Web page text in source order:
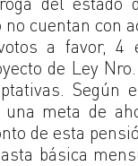
cuentan con
a favor,
de Ley
Según
meta de
de esta
básica